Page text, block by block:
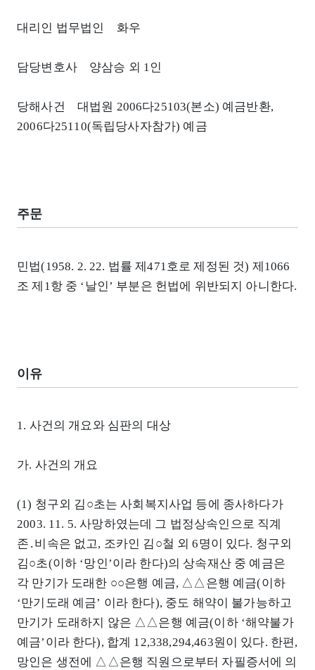
대리인 법무법인 화우
담당변호사 양삼승 외 1인
당해사건 대법원 2006다25103(본소) 예금반환,
2006다25110(독립당사자참가) 예금
주문
민법(1958. 2. 22. 법률 제471호로 제정된 것) 제1066
조 제1항 중 ‘날인’ 부분은 헌법에 위반되지 아니한다.
이유
1. 사건의 개요와 심판의 대상
가. 사건의 개요
(1) 청구외 김○초는 사회복지사업 등에 종사하다가
2003. 11. 5. 사망하였는데 그 법정상속인으로 직계
존․비속은 없고, 조카인 김○철 외 6명이 있다. 청구외
김○초(이하 ‘망인’이라 한다)의 상속재산 중 예금은
각 만기가 도래한 ○○은행 예금, △△은행 예금(이하
‘만기도래 예금’ 이라 한다), 중도 해약이 불가능하고
만기가 도래하지 않은 △△은행 예금(이하 ‘해약불가
예금’이라 한다), 합계 12,338,294,463원이 있다. 한편,
망인은 생전에 △△은행 직원으로부터 자필증서에 의